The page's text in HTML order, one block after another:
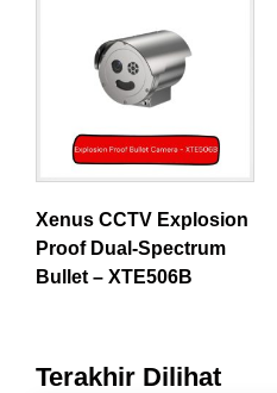
Xenus CCTV Explosion
Proof Dual-Spectrum
Bullet – XTE506B
Terakhir Dilihat